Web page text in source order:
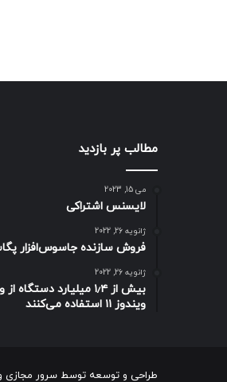
مطالب پر بازدید
می 15, 2023
لایسنس اشتراکی
ژانویه 26, 2022
فروش سازنده جاسوس‌افزار
ژانویه 26, 2022
ویندوز ۱۱ استفاده می‌کنند
طراحی و توسعه توسط سرور مجازی